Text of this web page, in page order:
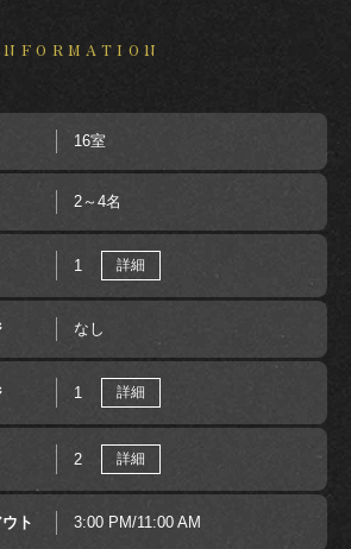
16室
2～4名
1 詳細
なし
1 詳細
2 詳細
ト 3:00 PM/11:00 AM